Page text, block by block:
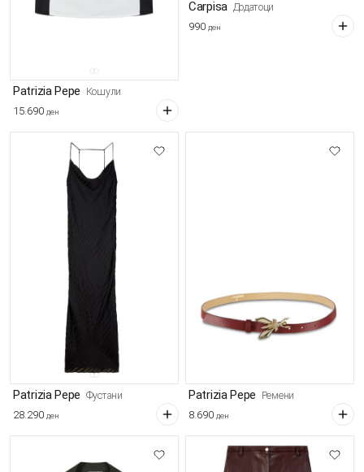
Patrizia Pepe Кошули
15.690 ден
Carpisa Додатоци
990 ден
Patrizia Pepe Фустани
28.290 ден
Patrizia Pepe Ремени
8.690 ден